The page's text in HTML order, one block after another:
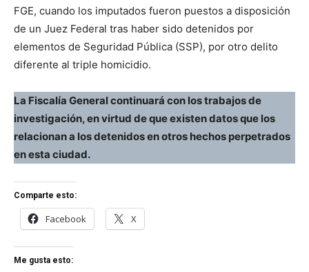
FGE, cuando los imputados fueron puestos a disposición
de un Juez Federal tras haber sido detenidos por
elementos de Seguridad Pública (SSP), por otro delito
diferente al triple homicidio.
La Fiscalía General continuará con los trabajos de
investigación, en virtud de que existen datos que los
relacionan a los detenidos en otros hechos perpetrados
en esta ciudad.
Comparte esto:
Facebook X
Me gusta esto: